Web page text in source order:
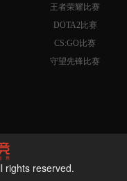
王者荣耀比赛
DOTA2比赛
CS:GO比赛
守望先锋比赛
rights reserved.